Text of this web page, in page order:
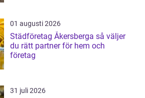
01 augusti 2026
Städföretag Åkersberga så väljer
du rätt partner för hem och
företag
31 juli 2026